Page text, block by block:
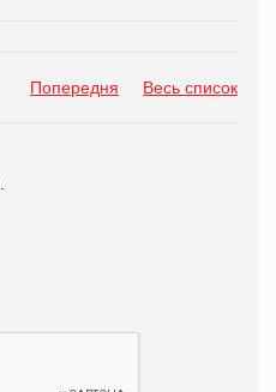
Попередня Весь список